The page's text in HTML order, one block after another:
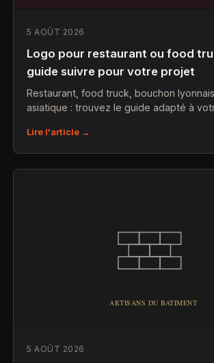
5 AOÛT 2026
Logo pour restaurant ou food
guide suivre pour votre projet
Restaurant, food truck, bouchon
asiatique : trouvez le guide adapté à
Lire l'article →
5 AOÛT 2026